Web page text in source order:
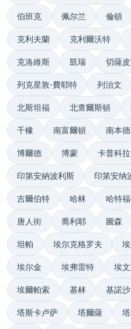
伯班克 佩尔兰 倫頓
克利夫蘭 克利爾沃特
克洛維斯 凱瑞 切薩
列克星敦-費耶特 列治文
北斯坦福 北查爾斯頓
千橡 南富爾頓 南本德
博爾德 博蒙 卡普科拉
印第安納波利斯 印第安纳
吉爾伯特 哈林 哈特
唐人街 喬利耶 圖森
坦帕 埃尔克格罗夫
埃尔金 埃弗雷特 埃
埃爾帕索 基林 基諾沙
塔斯卡卢萨 塔爾薩